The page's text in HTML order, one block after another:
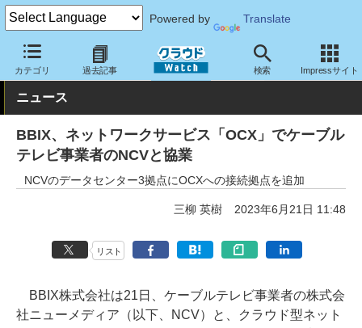
Powered by Translate
カテゴリ 過去記事 検索 Impressサイト
クラウド Watch ネットワーク 通信インフラ
ニュース
BBIX、ネットワークサービス「OCX」でケーブル
テレビ事業者のNCVと協業
NCVのデータセンター3拠点にOCXへの接続拠点を追加
三柳 英樹 2023年6月21日 11:48
リスト
BBIX株式会社は21日、ケーブルテレビ事業者の株式会
社ニューメディア（以下、NCV）と、クラウド型ネット